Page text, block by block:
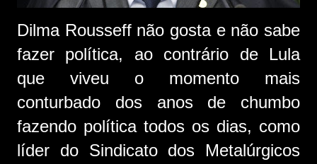
Dilma Rousseff não gosta e não sabe
fazer política, ao contrário de Lula
que viveu o momento mais
conturbado dos anos de chumbo
fazendo política todos os dias, como
líder do Sindicato dos Metalúrgicos